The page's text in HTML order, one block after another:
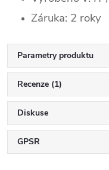
Záruka: 2 roky
Parametry produktu
Recenze (1)
Diskuse
GPSR